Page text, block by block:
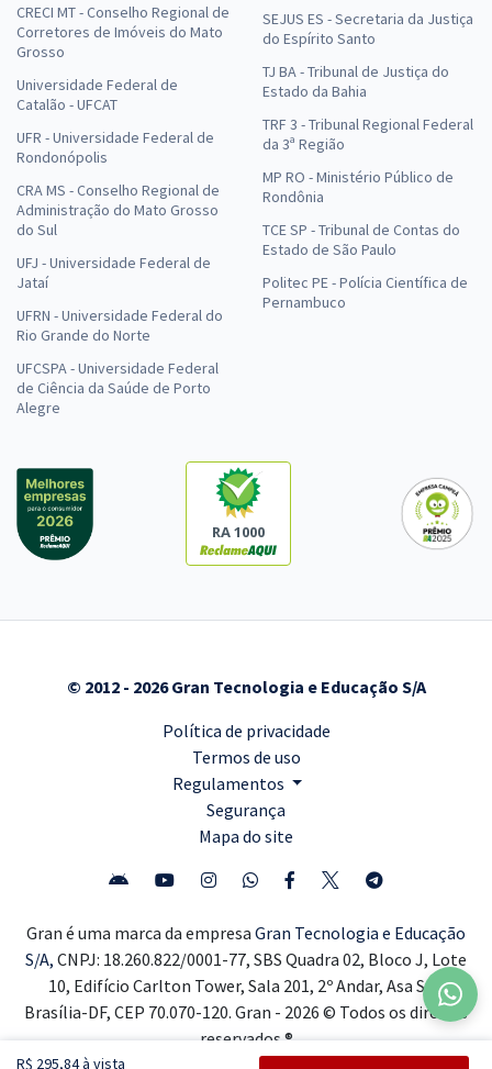
R$ 295,84 à vista
CRECI MT - Conselho Regional de
Corretores de Imóveis do Mato
Grosso
Universidade Federal de
Catalão - UFCAT
UFR - Universidade Federal de
Rondonópolis
CRA MS - Conselho Regional de
Administração do Mato Grosso
do Sul
UFJ - Universidade Federal de
Jataí
UFRN - Universidade Federal do
Rio Grande do Norte
UFCSPA - Universidade Federal
de Ciência da Saúde de Porto
Alegre
SEJUS ES - Secretaria da Justiça
do Espírito Santo
TJ BA - Tribunal de Justiça do
Estado da Bahia
TRF 3 - Tribunal Regional Federal
da 3ª Região
MP RO - Ministério Público de
Rondônia
TCE SP - Tribunal de Contas do
Estado de São Paulo
Politec PE - Polícia Científica de
Pernambuco
RA 1000
© 2012 - 2026 Gran Tecnologia e Educação S/A
Política de privacidade
Termos de uso
Regulamentos
Segurança
Mapa do site
Gran é uma marca da empresa Gran Tecnologia e Educação
S/A, CNPJ: 18.260.822/0001-77, SBS Quadra 02, Bloco J, Lote
10, Edifício Carlton Tower, Sala 201, 2º Andar, Asa Sul,
Brasília-DF, CEP 70.070-120. Gran - 2026 © Todos os direitos
reservados ®